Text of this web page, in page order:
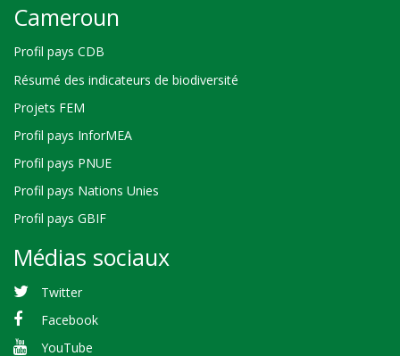
Cameroun
Profil pays CDB
Résumé des indicateurs de biodiversité
Projets FEM
Profil pays InforMEA
Profil pays PNUE
Profil pays Nations Unies
Profil pays GBIF
Médias sociaux
Twitter
Facebook
YouTube